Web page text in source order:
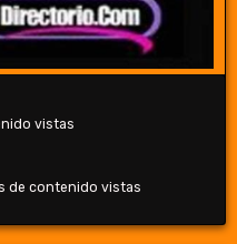
vistas
de contenido vistas